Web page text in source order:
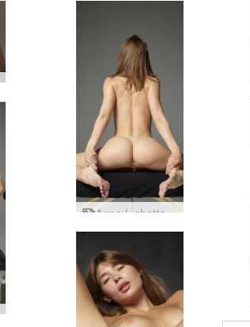
Anna L chatte rose